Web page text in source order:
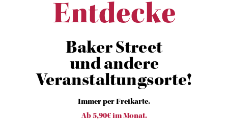
Entdecke
Baker Street
und andere
Veranstaltungsorte!
Immer per Freikarte.
Ab 5,90€ im Monat.